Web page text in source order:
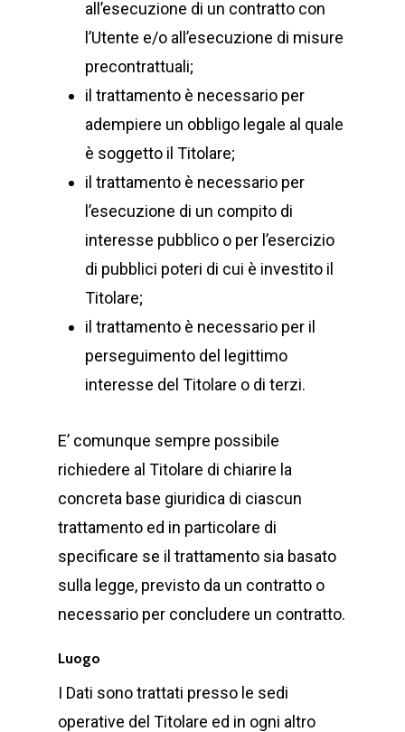
all’esecuzione di un contratto con
l’Utente e/o all’esecuzione di misure
precontrattuali;
il trattamento è necessario per
adempiere un obbligo legale al quale
è soggetto il Titolare;
il trattamento è necessario per
l’esecuzione di un compito di
interesse pubblico o per l’esercizio
di pubblici poteri di cui è investito il
Titolare;
il trattamento è necessario per il
perseguimento del legittimo
interesse del Titolare o di terzi.
E’ comunque sempre possibile
richiedere al Titolare di chiarire la
concreta base giuridica di ciascun
trattamento ed in particolare di
specificare se il trattamento sia basato
sulla legge, previsto da un contratto o
necessario per concludere un contratto.
Luogo
I Dati sono trattati presso le sedi
operative del Titolare ed in ogni altro